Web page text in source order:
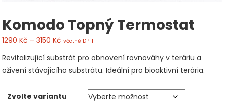
Komodo Topný Termostat
1290Kč –3150Kč včetně DPH
Revitalizující substrát pro obnovení rovnováhy v teráriu a
oživení stávajícího substrátu. Ideální pro bioaktivní terária.
Zvolte variantu